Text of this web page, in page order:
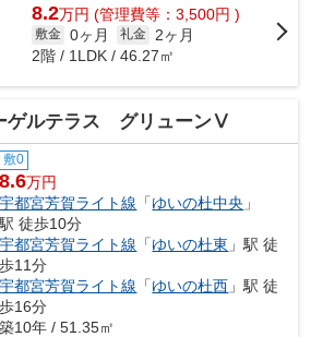
8.2万円 (管理費等：3,500円 )
敷金 0ヶ月 礼金
2ヶ月
2階 / 1LDK / 46.27㎡
ゲルテラス グリューンⅤ
敷0
8.6万円
宇都宮芳賀ライト線 「ゆいの杜中央 」
駅 徒歩10分
宇都宮芳賀ライト線 「ゆいの杜東 」駅 徒
歩11分
宇都宮芳賀ライト線 「ゆいの杜西 」駅 徒
歩16分
築10年 / 51.35㎡